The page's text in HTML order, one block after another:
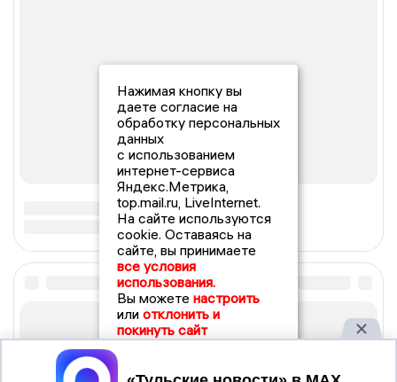
Нажимая кнопку вы
даете согласие на
обработку персональных
данных
с использованием
интернет-сервиса
Яндекс.Метрика,
top.mail.ru, LiveInternet.
На сайте используются
cookie. Оставаясь на
сайте, вы принимаете
все условия
использования.
Вы можете настроить
или отклонить и
покинуть сайт
Принять